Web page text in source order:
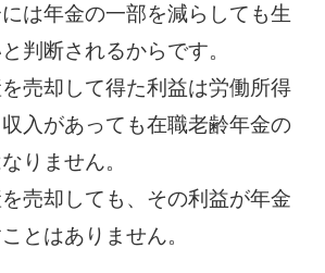
は年金の一部を減らしても生
判断されるからです。
売却して得た利益は労働所得
入があっても在職老齢年金の
りません。
売却しても、その利益が年金
とはありません。